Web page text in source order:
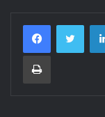
Imprimir